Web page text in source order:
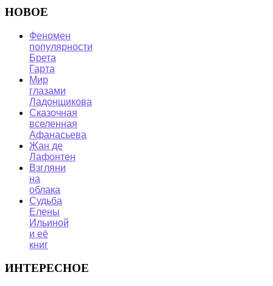
НОВОЕ
Феномен
популярности
Брета
Гарта
Мир
глазами
Ладонщикова
Сказочная
вселенная
Афанасьева
Жан де
Лафонтен
Взгляни
на
облака
Судьба
Елены
Ильиной
и её
книг
ИНТЕРЕСНОЕ